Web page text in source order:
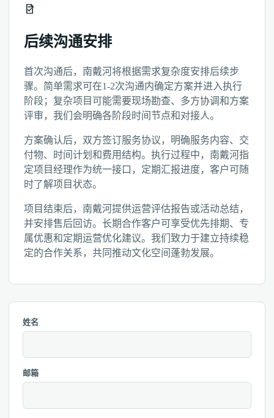
后续沟通安排
首次沟通后，南戴河将根据需求复杂度安排后续步
骤。简单需求可在1-2次沟通内确定方案并进入执行
阶段；复杂项目可能需要现场勘查、多方协调和方案
评审，我们会明确各阶段时间节点和对接人。
方案确认后，双方签订服务协议，明确服务内容、交
付物、时间计划和费用结构。执行过程中，南戴河指
定项目经理作为统一接口，定期汇报进度，客户可随
时了解项目状态。
项目结束后，南戴河提供运营评估报告或活动总结，
并安排售后回访。长期合作客户可享受优先排期、专
属优惠和定期运营优化建议。我们致力于建立持续稳
定的合作关系，共同推动文化空间蓬勃发展。
姓名
邮箱